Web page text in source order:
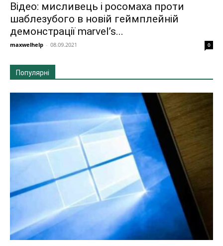
Відео: мисливець і росомаха проти
шаблезубого в новій геймплейній
демонстрації marvel’s...
maxwelhelp - 08.09.2021 0
Популярні